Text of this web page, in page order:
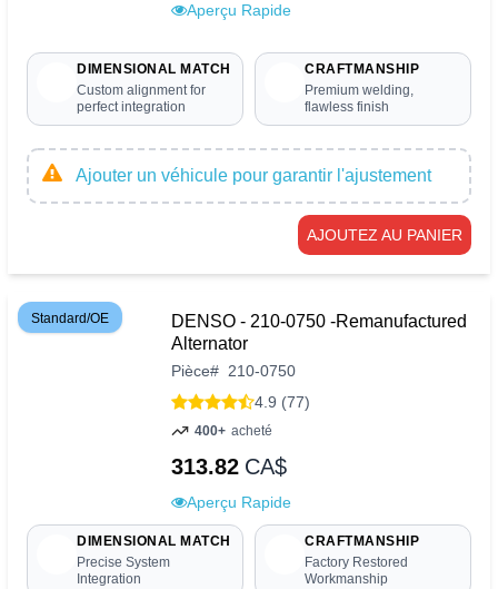
Aperçu Rapide
DIMENSIONAL MATCH
Custom alignment for
perfect integration
CRAFTMANSHIP
Premium welding,
flawless finish
Ajouter un véhicule pour garantir l'ajustement
AJOUTEZ AU PANIER
Standard/OE
DENSO - 210-0750 -Remanufactured
Alternator
Pièce# 210-0750
4.9 (77)
400+ acheté
313.82 CA$
Aperçu Rapide
DIMENSIONAL MATCH
Precise System
Integration
CRAFTMANSHIP
Factory Restored
Workmanship